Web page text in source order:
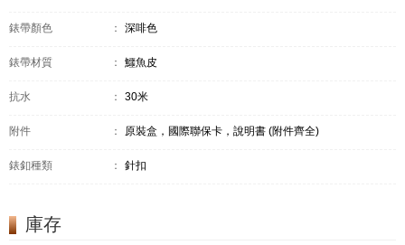
錶帶顏色 ： 深啡色
錶帶材質 ： 鱷魚皮
抗水 ： 30米
附件 ： 原裝盒，國際聯保卡，說明書 (附件齊全)
錶釦種類 ： 針扣
庫存